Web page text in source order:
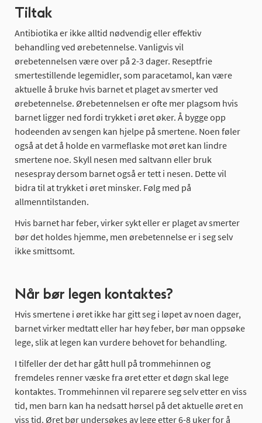
Tiltak
Antibiotika er ikke alltid nødvendig eller effektiv
behandling ved ørebetennelse. Vanligvis vil
ørebetennelsen være over på 2-3 dager. Reseptfrie
smertestillende legemidler, som paracetamol, kan være
aktuelle å bruke hvis barnet et plaget av smerter ved
ørebetennelse. Ørebetennelsen er ofte mer plagsom hvis
barnet ligger ned fordi trykket i øret øker. Å bygge opp
hodeenden av sengen kan hjelpe på smertene. Noen føler
også at det å holde en varmeflaske mot øret kan lindre
smertene noe. Skyll nesen med saltvann eller bruk
nesespray dersom barnet også er tett i nesen. Dette vil
bidra til at trykket i øret minsker. Følg med på
allmenntilstanden.
Hvis barnet har feber, virker sykt eller er plaget av smerter
bør det holdes hjemme, men ørebetennelse er i seg selv
ikke smittsomt.
Når bør legen kontaktes?
Hvis smertene i øret ikke har gitt seg i løpet av noen dager,
barnet virker medtatt eller har høy feber, bør man oppsøke
lege, slik at legen kan vurdere behovet for behandling.
I tilfeller der det har gått hull på trommehinnen og
fremdeles renner væske fra øret etter et døgn skal lege
kontaktes. Trommehinnen vil reparere seg selv etter en viss
tid, men barn kan ha nedsatt hørsel på det aktuelle øret en
viss tid. Øret bør undersøkes av lege etter 6-8 uker for å